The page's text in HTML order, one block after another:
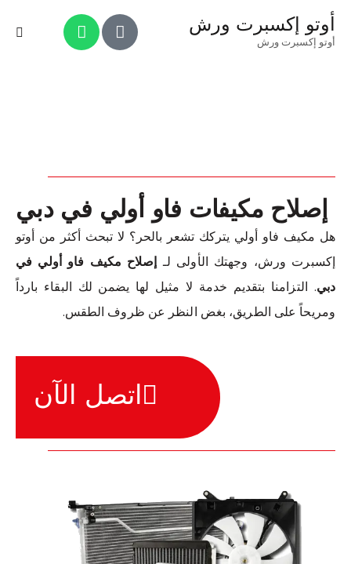
أوتو إكسبرت ورش
أوتو إكسبرت ورش
إصلاح مكيفات فاو أولي في دبي
هل مكيف فاو أولي يتركك تشعر بالحر؟ لا تبحث أكثر من أوتو
إكسبرت ورش، وجهتك الأولى لـ إصلاح مكيف فاو أولي في
دبي. التزامنا بتقديم خدمة لا مثيل لها يضمن لك البقاء بارداً
ومريحاً على الطريق، بغض النظر عن ظروف الطقس.
اتصل الآن